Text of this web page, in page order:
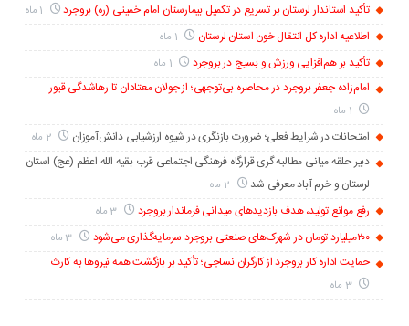
تأکید استاندار لرستان بر تسریع در تکمیل بیمارستان امام خمینی (ره) بروجرد
اطلاعیه اداره کل انتقال خون استان لرستان
تأکید بر هم‌افزایی ورزش و بسیج در بروجرد
امام‌زاده جعفر بروجرد در محاصره بی‌توجهی؛ از جولان معتادان تا رهاشدگی قبور
امتحانات در شرایط فعلی؛ ضرورت بازنگری در شیوه ارزشیابی دانش‌آموزان
دبیر حلقه میانی مطالبه گری قرارگاه فرهنگی اجتماعی قرب بقیه الله اعظم (عج) استان
لرستان و خرم آباد معرفی شد
رفع موانع تولید، هدف بازدیدهای میدانی فرماندار بروجرد
۲۰۰میلیارد تومان در شهرک‌های صنعتی بروجرد سرمایه‌گذاری می‌شود
حمایت اداره کار بروجرد از کارگران نساجی؛ تأکید بر بازگشت همه نیروها به کارث
3 ماه